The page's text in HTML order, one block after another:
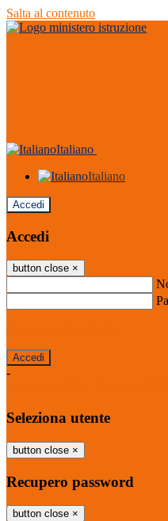
Salta al contenuto
Italiano
Italiano
Accedi
Accedi
button close ×
-
Seleziona utente
button close ×
Recupero password
button close ×